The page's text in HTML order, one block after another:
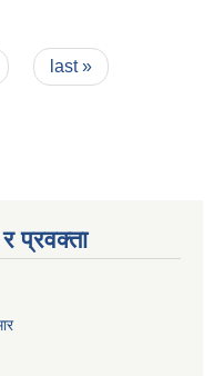
last »
प्रवक्ता